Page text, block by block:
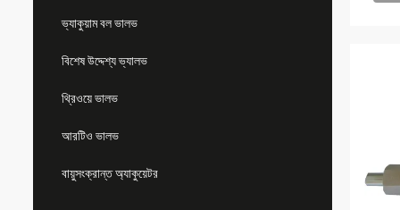
ভ্যাকুয়াম বল ভালভ
বিশেষ উদ্দেশ্য ভ্যালভ
থ্রিওয়ে ভালভ
আরটিও ভালভ
বায়ুসংক্রান্ত অ্যাকুয়েটর